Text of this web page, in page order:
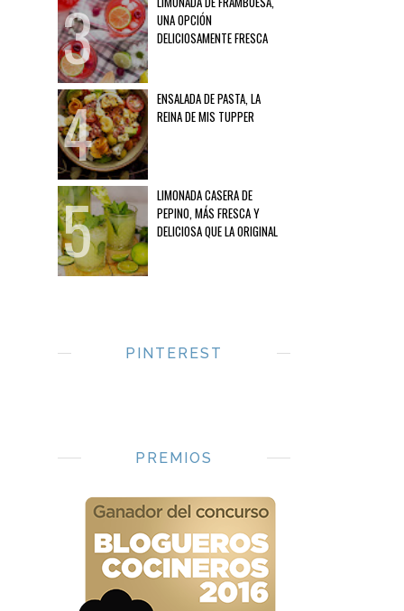
UNA OPCIÓN
DELICIOSAMENTE FRESCA
ENSALADA DE PASTA, LA
REINA DE MIS TUPPER
LIMONADA CASERA DE
PEPINO, MÁS FRESCA Y
DELICIOSA QUE LA ORIGINAL
PINTEREST
PREMIOS